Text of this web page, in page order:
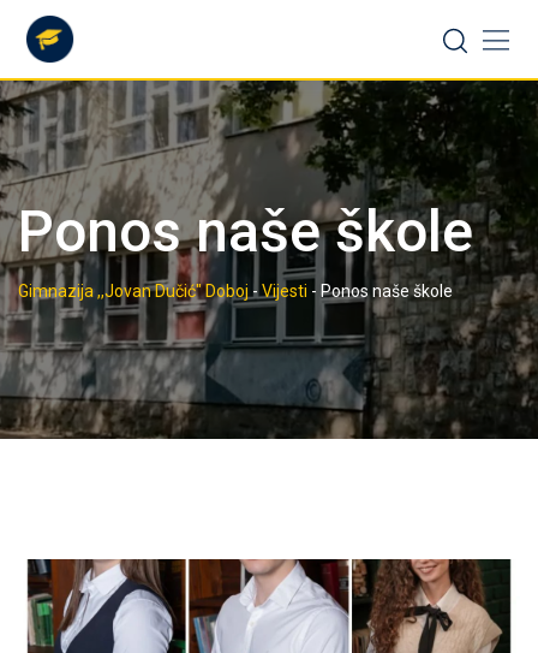
content
Ponos naše škole
Gimnazija ,,Jovan Dučić" Doboj - Vijesti - Ponos naše škole